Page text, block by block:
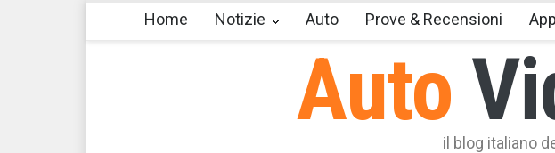
Auto
il blog italiano
Home Notizie Auto Prove & Recensioni